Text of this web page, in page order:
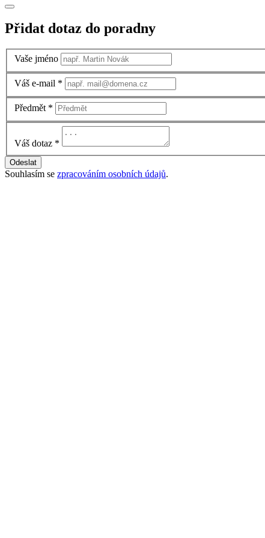
Přidat dotaz do poradny
Vaše jméno
Váš e-mail *
Předmět *
Váš dotaz *
Odeslat
Souhlasím se zpracováním osobních údajů.